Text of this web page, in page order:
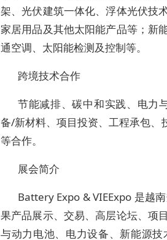
架、光伏建筑一体化、浮体光伏技
家居用品及其他太阳能产品等；新
通空调、太阳能检测及控制等。
跨境技术合作
节能减排、碳中和实践、电力
备/新材料、项目投资、工程承包、
等合作。
展会简介
Battery Expo & VIEExpo 是越
果产品展示、交易、高层论坛、项
与动力电池、电力设备、新能源